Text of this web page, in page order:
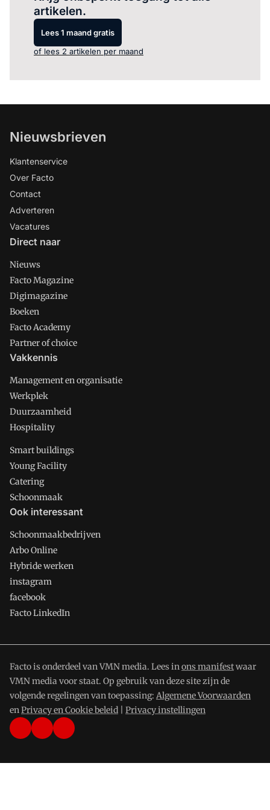
artikelen.
Lees 1 maand gratis
of lees 2 artikelen per maand
Nieuwsbrieven
Klantenservice
Over Facto
Contact
Adverteren
Vacatures
Direct naar
Nieuws
Facto Magazine
Digimagazine
Boeken
Facto Academy
Partner of choice
Vakkennis
Management en organisatie
Werkplek
Duurzaamheid
Hospitality
Smart buildings
Young Facility
Catering
Schoonmaak
Ook interessant
Schoonmaakbedrijven
Arbo Online
Hybride werken
instagram
facebook
Facto LinkedIn
Facto is onderdeel van VMN media. Lees inons manifestwaar
VMN media voor staat. Op gebruik van deze site zijn de
volgende regelingen van toepassing: Algemene Voorwaarden
enPrivacy en Cookie beleid Privacy instellingen